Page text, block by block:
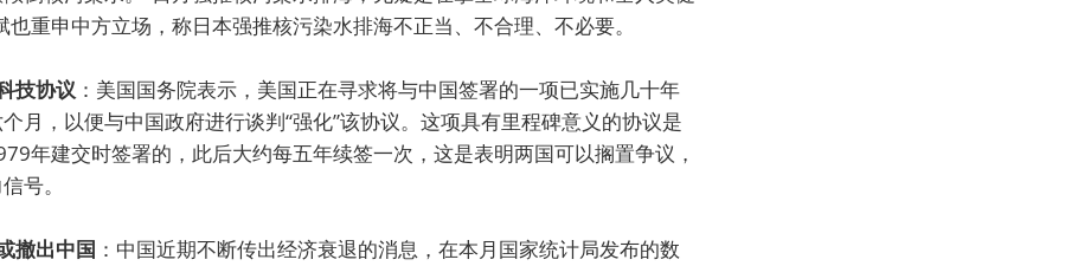
也重申中方立场，称日本强推核污染水排海不正当、不合理、不必要。
技协议 ：美国国务院表示，美国正在寻求将与中国签署的一项已实施几十年
月，以便与中国政府进行谈判“强化”该协议。这项具有里程碑意义的协议是
年建交时签署的，此后大约每五年续签一次，这是表明两国可以搁置争议，
号。
撤出中国 ：中国近期不断传出经济衰退的消息，在本月国家统计局发布的数